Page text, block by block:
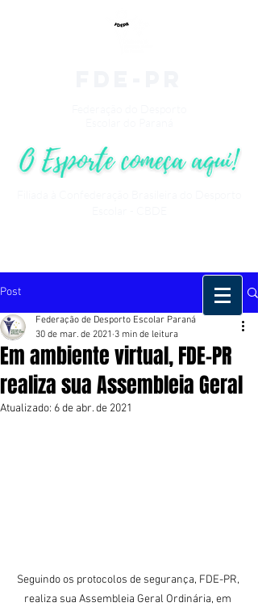
Post
Em ambiente virtual, FDE-PR
realiza sua Assembleia Geral
Federação de Desporto Escolar Paraná
30 de mar. de 2021 3 min de leitura
Atualizado: 6 de abr. de 2021
Seguindo os protocolos de segurança, FDE-PR,
realiza sua Assembleia Geral Ordinária, em